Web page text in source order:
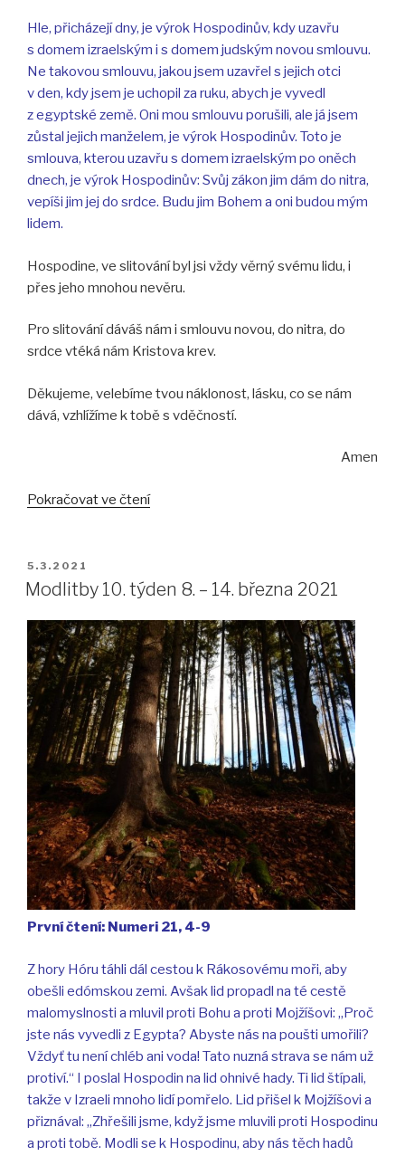
Hle, přicházejí dny, je výrok Hospodinův, kdy uzavřu
s domem izraelským i s domem judským novou smlouvu.
Ne takovou smlouvu, jakou jsem uzavřel s jejich otci
v den, kdy jsem je uchopil za ruku, abych je vyvedl
z egyptské země. Oni mou smlouvu porušili, ale já jsem
zůstal jejich manželem, je výrok Hospodinův. Toto je
smlouva, kterou uzavřu s domem izraelským po oněch
dnech, je výrok Hospodinův: Svůj zákon jim dám do nitra,
vepíši jim jej do srdce. Budu jim Bohem a oni budou mým
lidem.
Hospodine, ve slitování byl jsi vždy věrný svému lidu, i
přes jeho mnohou nevěru.
Pro slitování dáváš nám i smlouvu novou, do nitra, do
srdce vtéká nám Kristova krev.
Děkujeme, velebíme tvou náklonost, lásku, co se nám
dává, vzhlížíme k tobě s vděčností.
Amen
Pokračovat ve čtení„Modlitby
21. března
PUBLIKOVÁNO
5.3.2021
Modlitby 10. týden 8. – 14. března 2021
První čtení: Numeri 21, 4-9
Z hory Hóru táhli dál cestou k Rákosovému moři, aby
obešli edómskou zemi. Avšak lid propadl na té cestě
malomyslnosti a mluvil proti Bohu a proti Mojžíšovi: „Proč
jste nás vyvedli z Egypta? Abyste nás na poušti umořili?
Vždyť tu není chléb ani voda! Tato nuzná strava se nám už
protiví.“ I poslal Hospodin na lid ohnivé hady. Ti lid štípali,
takže v Izraeli mnoho lidí pomřelo. Lid přišel k Mojžíšovi a
přiznával: „Zhřešili jsme, když jsme mluvili proti Hospodinu
a proti tobě. Modli se k Hospodinu, aby nás těch hadů